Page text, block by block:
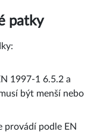
patky
1997-1 6.5.2 a
být menší nebo
provádí podle EN